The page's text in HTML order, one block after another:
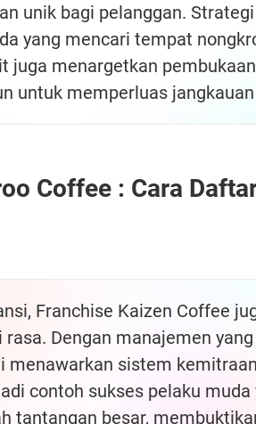
unik bagi pelanggan.
yang mencari tempat
juga menargetkan
untuk memperluas
Coffee : Cara
Franchise Kaizen Coffee
Dengan manajemen
menawarkan sistem
contoh sukses pelaku muda
tantangan besar,